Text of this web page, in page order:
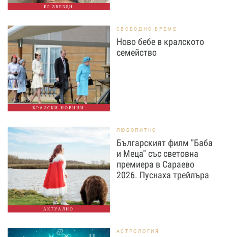
БГ ЗВЕЗДИ
КРАЛСКИ НОВИНИ
СВОБОДНО ВРЕМЕ
Ново бебе в кралското
семейство
АКТУАЛНО
ЛЮБОПИТНО
Българският филм "Баба
и Меца" със световна
премиера в Сараево
2026. Пуснаха трейлъра
АСТРОЛОГИЯ